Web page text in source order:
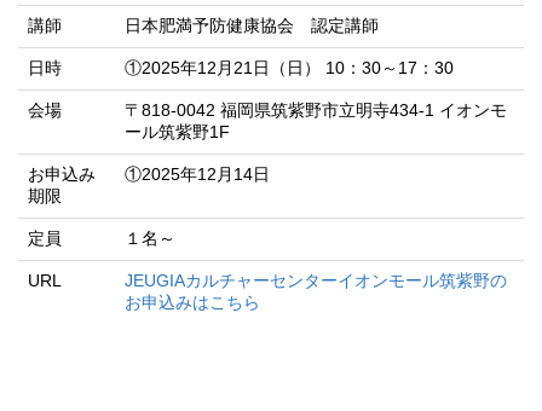
講師 日本肥満予防健康協会 認定講師
日時 ①2025年12月21日（日） 10：30～17：30
会場
〒818-0042 福岡県筑紫野市立明寺434-1 イオンモ
ール筑紫野1F
お申込み
期限
①2025年12月14日
定員 １名～
URL
JEUGIAカルチャーセンターイオンモール筑紫野の
お申込みはこちら